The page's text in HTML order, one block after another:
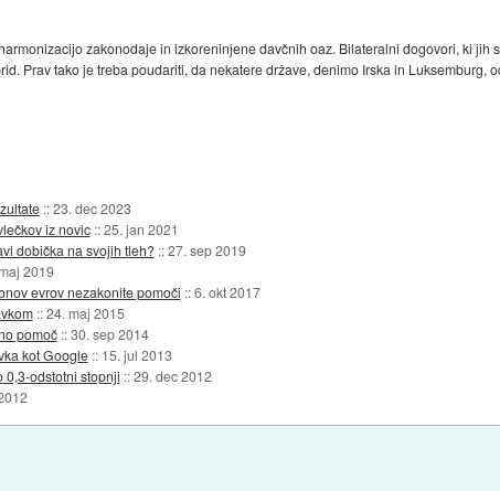
zakonodaje in izkoreninjene davčnih oaz. Bilateralni dogovori, ki jih
Prav tako je treba poudariti, da nekatere države, denimo Irska in Luksemburg,
::23. dec 2023
iz novic ::25. jan 2021
dobička na svojih tleh? ::27. sep 2019
2019
evrov nezakonite pomoči ::6. okt 2017
::24. maj 2015
pomoč ::30. sep 2014
kot Google :: 15. jul 2013
0,3-odstotni stopnji ::29. dec 2012